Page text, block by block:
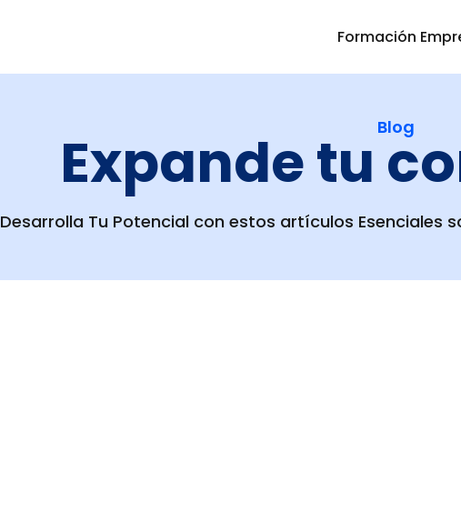
Formación
Blog
Expande tu
Desarrolla Tu Potencial con estos artículos Esenciales